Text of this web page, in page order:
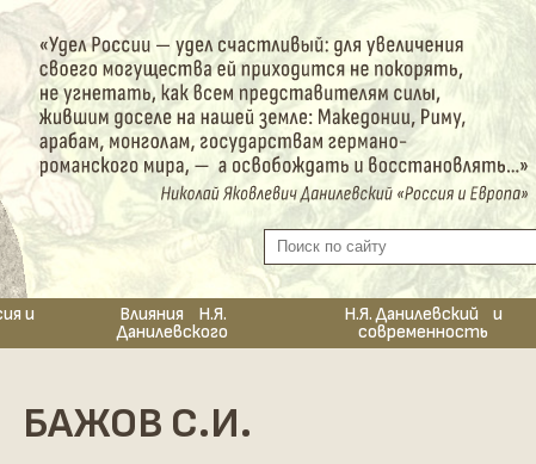
и Влияния Н.Я.
Данилевского
Н.Я. Данилевский и
современность
БАЖОВ С.И.